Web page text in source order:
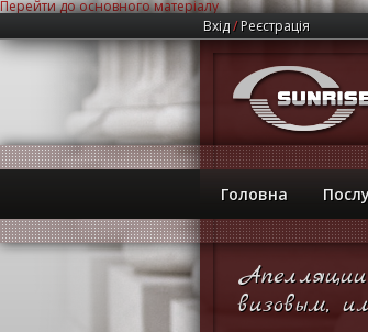
Перейти до основного матеріалу
Вхід/ Реєстрація
Головна
визовым,